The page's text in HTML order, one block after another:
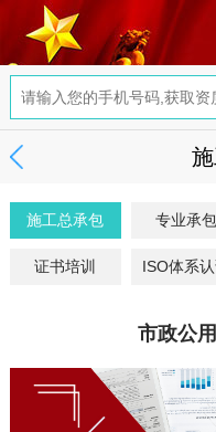
施工总承包 专业承包
证书培训 ISO体系
市政公